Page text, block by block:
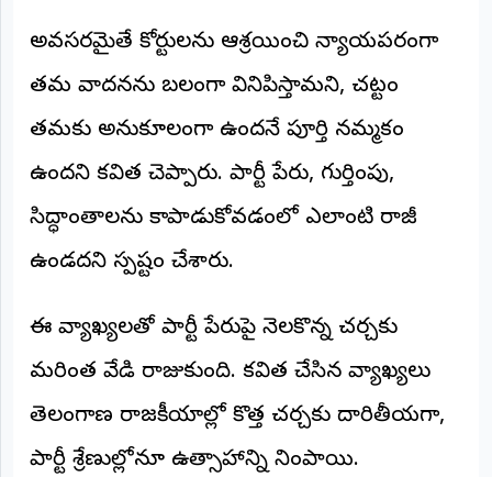
ప్రజల
అవసరమైతే కోర్టులను ఆశ్రయించి న్యాయపరంగా
తమ వాదనను బలంగా వినిపిస్తామని, చట్టం
తమకు అనుకూలంగా ఉందనే పూర్తి నమ్మకం
ఉందని కవిత చెప్పారు. పార్టీ పేరు, గుర్తింపు,
సిద్ధాంతాలను కాపాడుకోవడంలో ఎలాంటి రాజీ
ఉండదని స్పష్టం చేశారు.
ఈ వ్యాఖ్యలతో పార్టీ పేరుపై నెలకొన్న చర్చకు
మరింత వేడి రాజుకుంది. కవిత చేసిన వ్యాఖ్యలు
తెలంగాణ రాజకీయాల్లో కొత్త చర్చకు దారితీయగా,
పార్టీ శ్రేణుల్లోనూ ఉత్సాహాన్ని నింపాయి.